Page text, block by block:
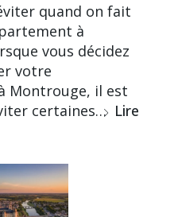
quand on fait
à
vous décidez
votre
Montrouge, il est
certaines… Lire